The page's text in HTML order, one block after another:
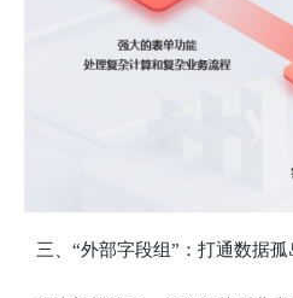
三、“外部字段组”：打通数据孤